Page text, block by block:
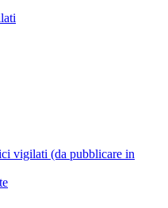
vigilati (da pubblicare in